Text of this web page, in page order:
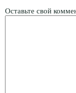
Оставьте свой